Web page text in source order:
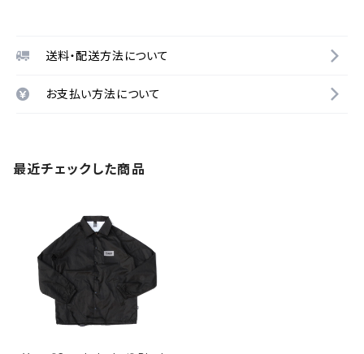
送料・配送方法について
お支払い方法について
最近チェックした商品